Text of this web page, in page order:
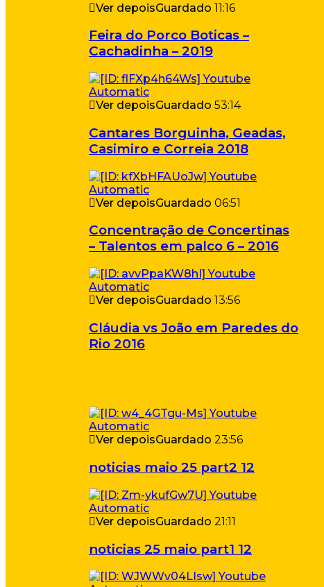
Ver depoisGuardado 11:16
Feira do Porco Boticas –
Cachadinha – 2019
Ver depoisGuardado 53:14
Cantares Borguinha, Geadas,
Casimiro e Correia 2018
Ver depoisGuardado 06:51
Concentração de Concertinas
– Talentos em palco 6 – 2016
Ver depoisGuardado 13:56
Cláudia vs João em Paredes do
Rio 2016
Ver depoisGuardado 23:56
noticias maio 25 part2 12
Ver depoisGuardado 21:11
noticias 25 maio part1 12